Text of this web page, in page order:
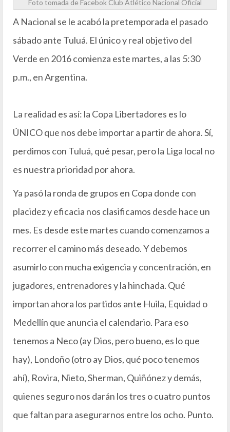
Foto tomada de Facebok Club Atlético Nacional Oficial
A Nacional se le acabó la pretemporada el pasado
sábado ante Tuluá. El único y real objetivo del
Verde en 2016 comienza este martes, a las 5:30
p.m., en Argentina.
La realidad es así: la Copa Libertadores es lo
ÚNICO que nos debe importar a partir de ahora. Sí,
perdimos con Tuluá, qué pesar, pero la Liga local no
es nuestra prioridad por ahora.
Ya pasó la ronda de grupos en Copa donde con
placidez y eficacia nos clasificamos desde hace un
mes. Es desde este martes cuando comenzamos a
recorrer el camino más deseado. Y debemos
asumirlo con mucha exigencia y concentración, en
jugadores, entrenadores y la hinchada. Qué
importan ahora los partidos ante Huila, Equidad o
Medellín que anuncia el calendario. Para eso
tenemos a Neco (ay Dios, pero bueno, es lo que
hay), Londoño (otro ay Dios, qué poco tenemos
ahí), Rovira, Nieto, Sherman, Quiñónez y demás,
quienes seguro nos darán los tres o cuatro puntos
que faltan para asegurarnos entre los ocho. Punto.